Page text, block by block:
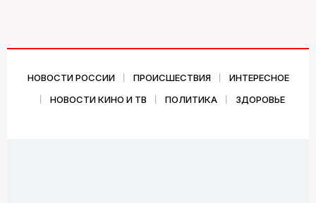
НОВОСТИ РОССИИ ПРОИСШЕСТВИЯ
ИНТЕРЕСНОЕ
НОВОСТИ КИНО И ТВ
ПОЛИТИКА ЗДОРОВЬЕ